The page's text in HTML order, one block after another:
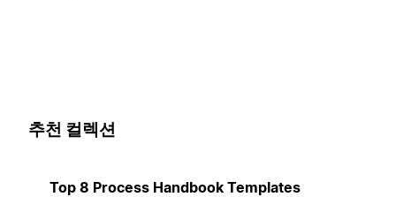
추천 컬렉션
Top 8 Process Handbook Templates